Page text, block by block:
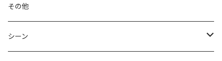
BONE
BOOKMAN
ネックゲイター
その他
シーン